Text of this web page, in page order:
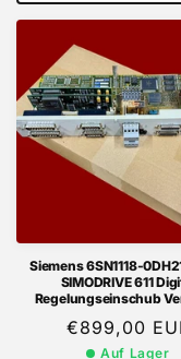
Siemens 6SN1118-
SIMODRIVE 611
Regelungseinschub
Normaler
Preis
€899,00
Auf Lager